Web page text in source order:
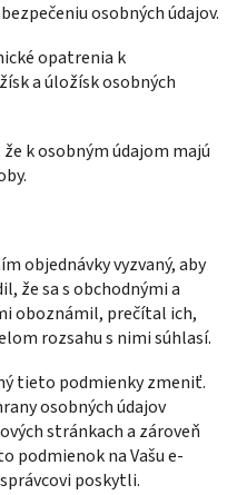
osobných údajov.
opatrenia k
a úložísk osobných
k osobným údajom majú
objednávky vyzvaný, aby
že sa s obchodnými a
oboznámil, prečítal ich,
rozsahu s nimi súhlasí.
tieto podmienky zmeniť.
osobných údajov
stránkach a zároveň
podmienok na Vašu e-
poskytli.